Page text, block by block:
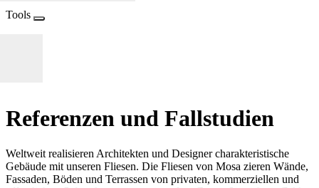
Tools
Referenzen und Fallstudien
Weltweit realisieren Architekten und Designer charakteristische
Gebäude mit unseren Fliesen. Die Fliesen von Mosa zieren Wände,
Fassaden, Böden und Terrassen von privaten, kommerziellen und